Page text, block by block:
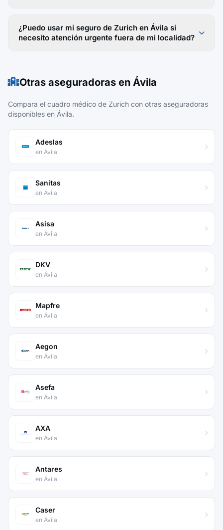
¿Puedo usar mi seguro de Zurich en Ávila si
necesito atención urgente fuera de mi localidad?
Otras aseguradoras en Ávila
Compara el cuadro médico de Zurich con otras aseguradoras
disponibles en Ávila.
Adeslas
en Ávila
Sanitas
en Ávila
Asisa
en Ávila
DKV
en Ávila
Mapfre
en Ávila
Aegon
en Ávila
Asefa
en Ávila
AXA
en Ávila
Antares
en Ávila
Caser
en Ávila